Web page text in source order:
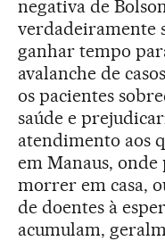
negativa de
verdadeiramente
ganhar tempo
avalanche de
os pacientes
saúde e
atendimento aos
em Manaus, onde
morrer em casa,
de doentes à
acumulam,